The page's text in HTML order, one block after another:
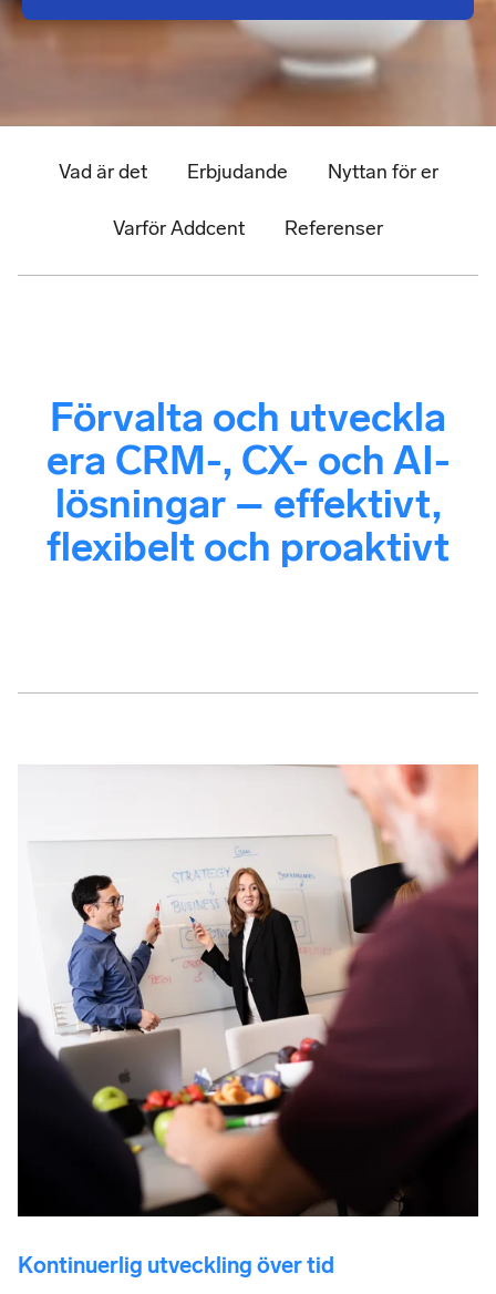
Vad är det Erbjudande Nyttan för er
Varför Addcent Referenser
Förvalta och utveckla
era CRM-, CX- och AI-
lösningar – effektivt,
flexibelt och proaktivt
Kontinuerlig utveckling över tid